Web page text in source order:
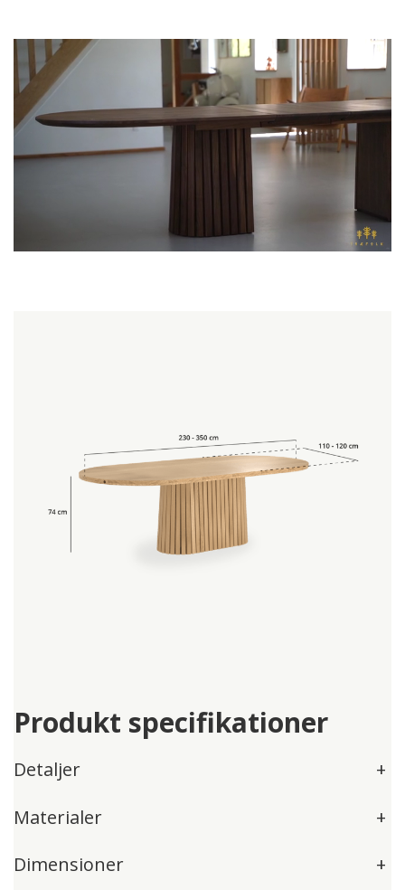
Produkt specifikationer
Detaljer
+
Materialer
+
Dimensioner
+